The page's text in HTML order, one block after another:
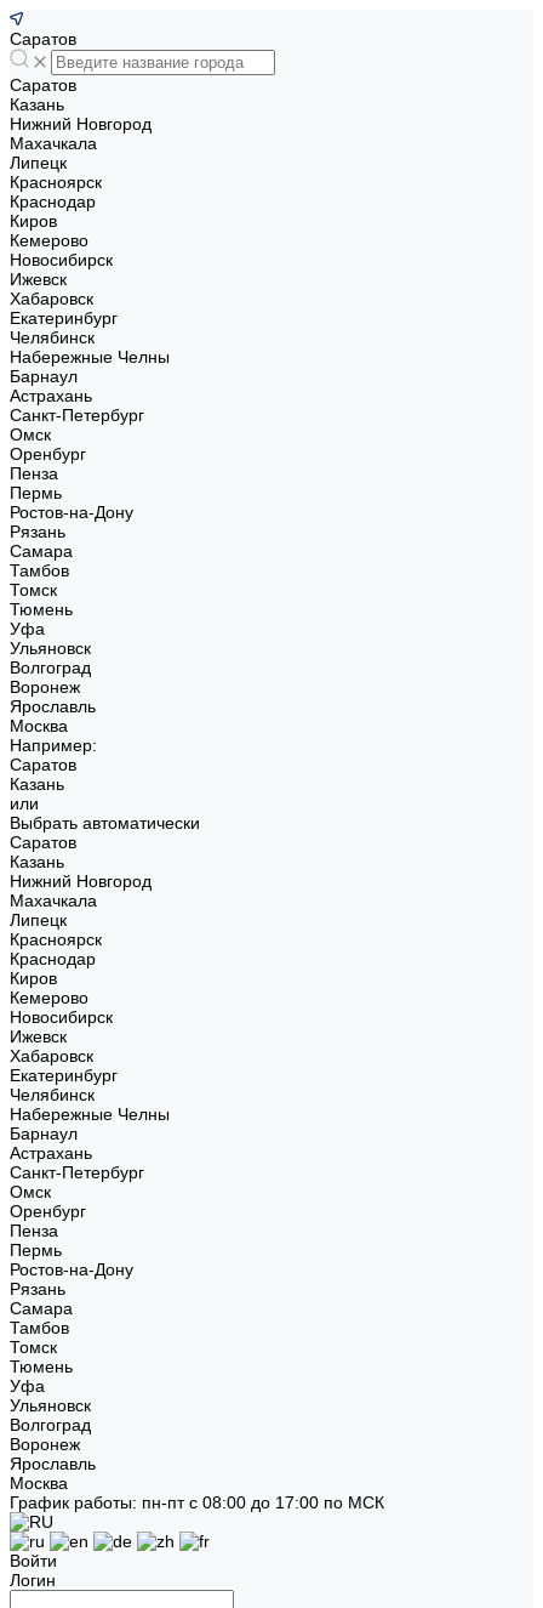
Саратов
Саратов
Казань
Нижний Новгород
Махачкала
Липецк
Красноярск
Краснодар
Киров
Кемерово
Новосибирск
Ижевск
Хабаровск
Екатеринбург
Челябинск
Набережные Челны
Барнаул
Астрахань
Санкт-Петербург
Омск
Оренбург
Пенза
Пермь
Ростов-на-Дону
Рязань
Самара
Тамбов
Томск
Тюмень
Уфа
Ульяновск
Волгоград
Воронеж
Ярославль
Москва
Например:
Саратов
Казань
или
Выбрать автоматически
Саратов
Казань
Нижний Новгород
Махачкала
Липецк
Красноярск
Краснодар
Киров
Кемерово
Новосибирск
Ижевск
Хабаровск
Екатеринбург
Челябинск
Набережные Челны
Барнаул
Астрахань
Санкт-Петербург
Омск
Оренбург
Пенза
Пермь
Ростов-на-Дону
Рязань
Самара
Тамбов
Томск
Тюмень
Уфа
Ульяновск
Волгоград
Воронеж
Ярославль
Москва
График работы: пн-пт с 08:00 до 17:00 по МСК
Войти
Логин